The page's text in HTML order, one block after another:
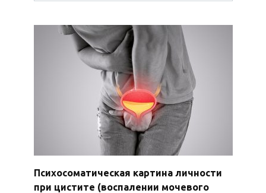
Психосоматическая картина личности
при цистите (воспалении мочевого